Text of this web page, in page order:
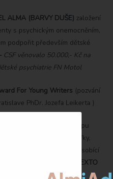
ALMA (BARVY DUŠE) založení
s psychickým onemocněním,
podpořit především dětské
CSF věnovalo 50.000,- Kč na
psychiatrie FN Motol
For Young Writers (pozvání
PhDr. Jozefa Leikerta )
financování workshopu
slovenské choreografky,
– dlouhodobě působící
přípravy představení EL SEXTO